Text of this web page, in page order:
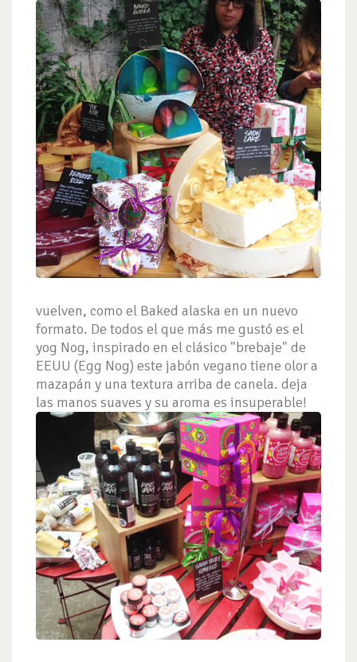
vuelven, como el Baked alaska en un nuevo
formato. De todos el que más me gustó es el
yog Nog, inspirado en el clásico "brebaje" de
EEUU (Egg Nog) este jabón vegano tiene olor a
mazapán y una textura arriba de canela. deja
las manos suaves y su aroma es insuperable!